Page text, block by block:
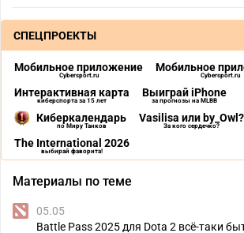
СПЕЦПРОЕКТЫ
Мобильное приложение
Cybersport.ru
Мобильное
Cybersport.ru
Интерактивная карта
киберспорта за 15 лет
Выиграй iPhone
за прогнозы на MLBB
Киберкалендарь
по Миру Танков
Vasilisa или by_Owl?
За кого сердечко?
The International 2026
выбирай фаворита!
Материалы по теме
05.05
Battle Pass 2025 для Dota 2 всё-таки